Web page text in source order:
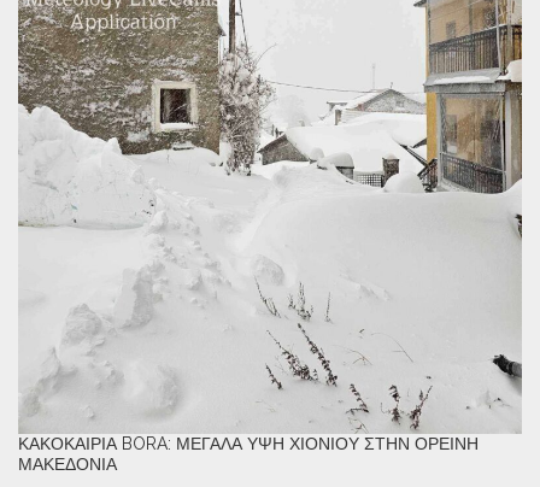
ΚΑΚΟΚΑΙΡΊΑ BORA: ΜΕΓΆΛΑ ΎΨΗ ΧΙΟΝΙΟΎ ΣΤΗΝ ΟΡΕΙΝΉ
ΜΑΚΕΔΟΝΊΑ